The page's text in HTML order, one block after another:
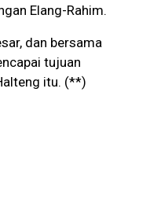
Elang-Rahim.
dan bersama
tujuan
itu. (**)